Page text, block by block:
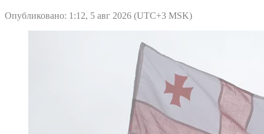
Опубликовано: 1:12, 5 авг 2026 (UTC+3 MSK)